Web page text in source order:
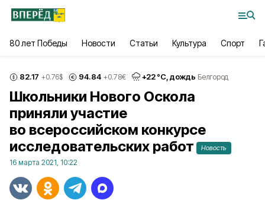
80 лет Победы Новости Статьи Культура Спорт
82.17 +0.76$ 94.84 +0.78€ +22°С, дождь Белгород
Школьники Нового Оскола
приняли участие
во всероссийском конкурсе
исследовательских работ
Новость
16 марта 2021, 10:22